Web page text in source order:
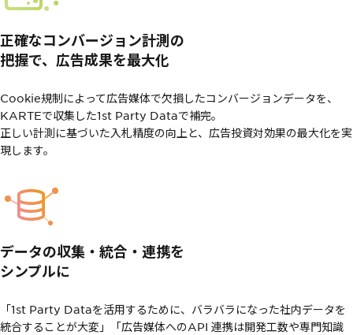
正確なコンバージョン計測の
把握で、広告成果を最大化
Cookie規制によって広告媒体で欠損したコンバージョンデータを、
KARTEで収集した1st Party Dataで補完。
正しい計測に基づいた入札精度の向上と、広告投資対効果の最大化を実
現します。
データの収集・統合・連携を
シンプルに
「1st Party Dataを活用するために、バラバラになった社内データを
統合することが大変」「広告媒体へのAPI 連携は開発工数や専門知識